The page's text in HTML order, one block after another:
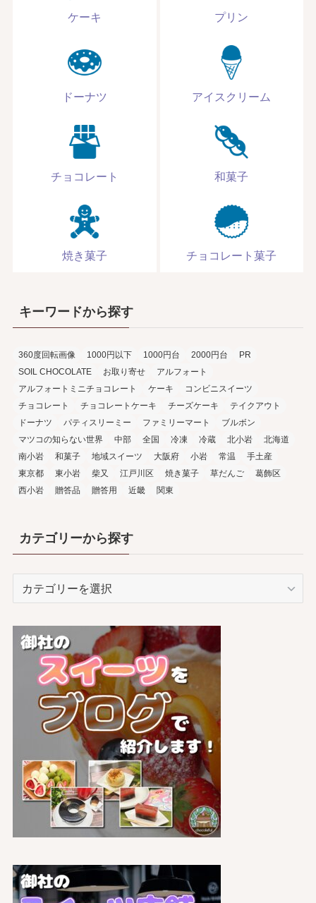
ケーキ プリン
ドーナツ アイスクリーム
チョコレート 和菓子
焼き菓子 チョコレート菓子
キーワードから探す
360度回転画像 1000円以下 1000円台 2000円台
PR
SOIL CHOCOLATE
お取り寄せ
アルフォート
アルフォートミニチョコレート
ケーキ
コンビニスイーツ
チョコレート
チョコレートケーキ チーズケーキ
テイクアウト
ドーナツ
パティスリーミー ファミリーマート
ブルボン
マツコの知らない世界
中部 全国 冷凍 冷蔵 北小岩
北海道
南小岩
和菓子 地域スイーツ 大阪府 小岩 常温
手土産
東京都
東小岩 柴又 江戸川区 焼き菓子 草だんご
葛飾区
西小岩
贈答品 贈答用 近畿 関東
カテゴリーから探す
リ
ー